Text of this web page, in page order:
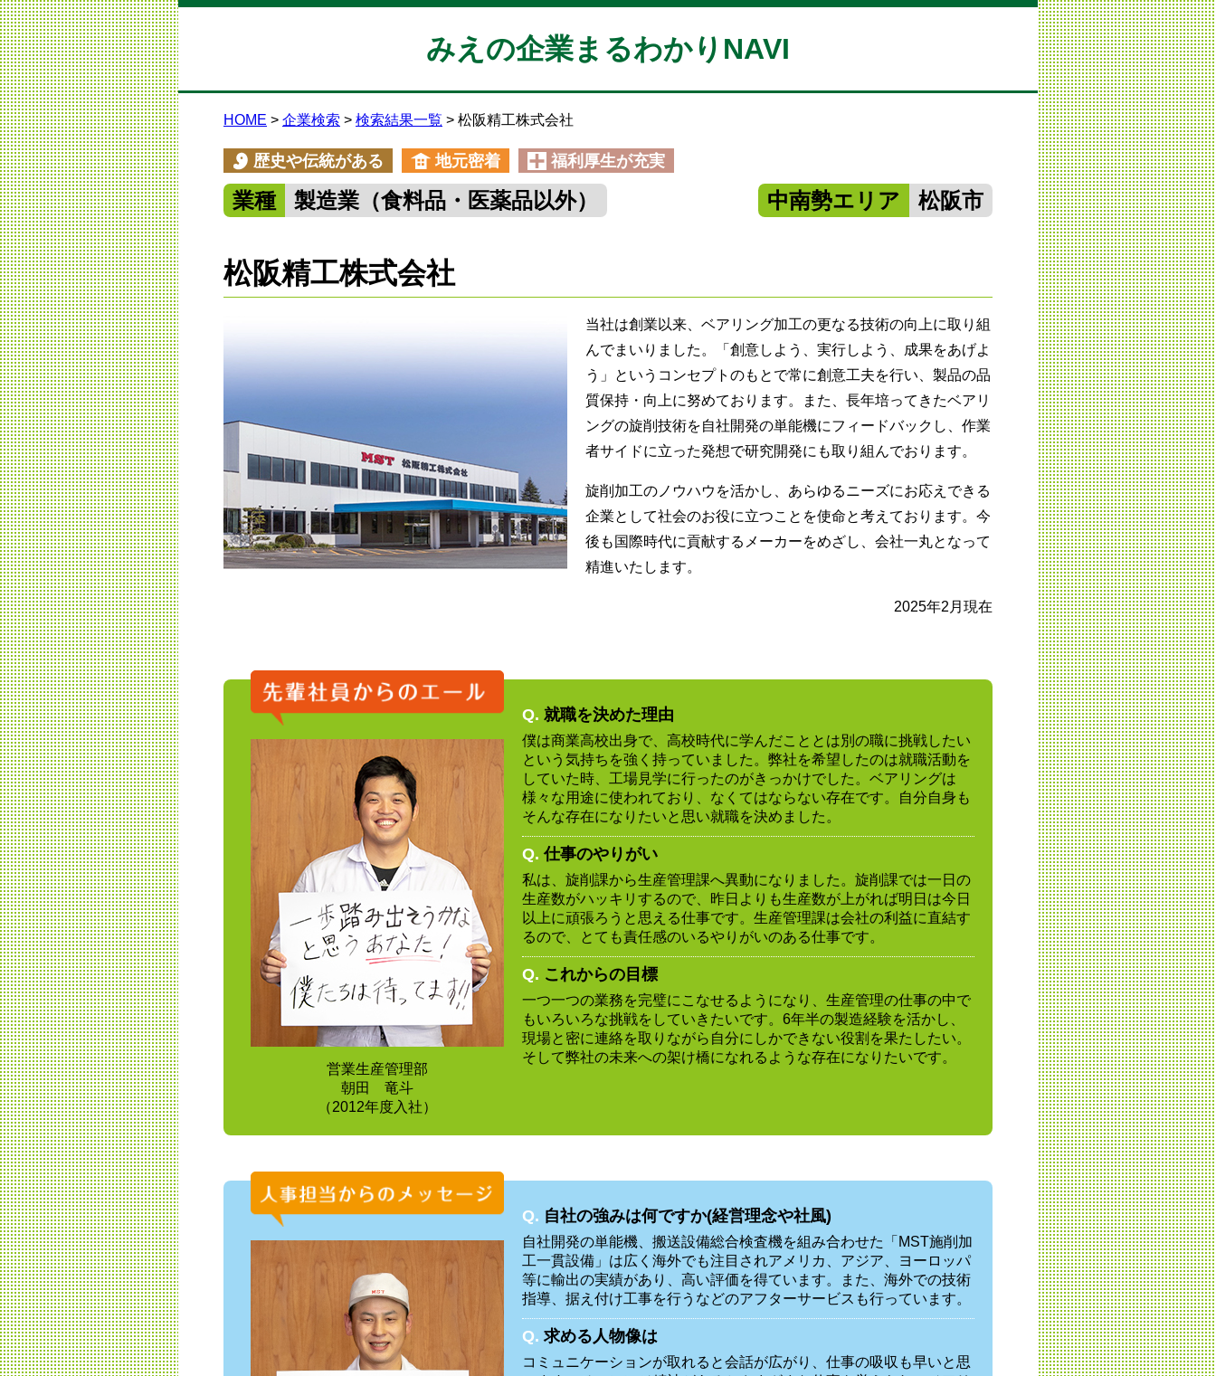
みえの企業まるわかりNAVI
HOME 企業検索 検索結果一覧 松阪精工株式会社
歴史や伝統がある 地元密着 福利厚生が充実
業種 製造業（食料品・医薬品以外） 中南勢エリア 松阪市
松阪精工株式会社
当社は創業以来、ベアリング加工の更なる技術の向上に取り組
んでまいりました。「創意しよう、実行しよう、成果をあげよ
う」というコンセプトのもとで常に創意工夫を行い、製品の品
質保持・向上に努めております。また、長年培ってきたベアリ
ングの旋削技術を自社開発の単能機にフィードバックし、作業
者サイドに立った発想で研究開発にも取り組んでおります。
旋削加工のノウハウを活かし、あらゆるニーズにお応えできる
企業として社会のお役に立つことを使命と考えております。今
後も国際時代に貢献するメーカーをめざし、会社一丸となって
精進いたします。
2025年2月現在
営業生産管理部
朝田 竜斗
（2012年度入社）
Q. 就職を決めた理由
僕は商業高校出身で、高校時代に学んだこととは別の職に挑戦したい
という気持ちを強く持っていました。弊社を希望したのは就職活動を
していた時、工場見学に行ったのがきっかけでした。ベアリングは
様々な用途に使われており、なくてはならない存在です。自分自身も
そんな存在になりたいと思い就職を決めました。
Q. 仕事のやりがい
私は、旋削課から生産管理課へ異動になりました。旋削課では一日の
生産数がハッキリするので、昨日よりも生産数が上がれば明日は今日
以上に頑張ろうと思える仕事です。生産管理課は会社の利益に直結す
るので、とても責任感のいるやりがいのある仕事です。
Q. これからの目標
一つ一つの業務を完璧にこなせるようになり、生産管理の仕事の中で
もいろいろな挑戦をしていきたいです。6年半の製造経験を活かし、
現場と密に連絡を取りながら自分にしかできない役割を果たしたい。
そして弊社の未来への架け橋になれるような存在になりたいです。
Q. 自社の強みは何ですか(経営理念や社風)
自社開発の単能機、搬送設備総合検査機を組み合わせた「MST施削加
工一貫設備」は広く海外でも注目されアメリカ、アジア、ヨーロッパ
等に輸出の実績があり、高い評価を得ています。また、海外での技術
指導、据え付け工事を行うなどのアフターサービスも行っています。
Q. 求める人物像は
コミュニケーションが取れると会話が広がり、仕事の吸収も早いと思